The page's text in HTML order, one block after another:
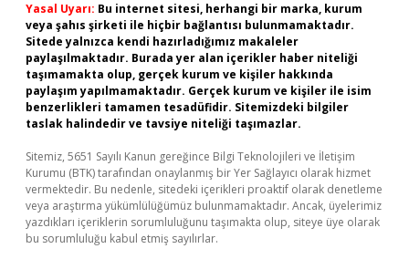
Yasal Uyarı: Bu internet sitesi, herhangi bir marka, kurum
veya şahıs şirketi ile hiçbir bağlantısı bulunmamaktadır.
Sitede yalnızca kendi hazırladığımız makaleler
paylaşılmaktadır. Burada yer alan içerikler haber niteliği
taşımamakta olup, gerçek kurum ve kişiler hakkında
paylaşım yapılmamaktadır. Gerçek kurum ve kişiler ile isim
benzerlikleri tamamen tesadüfidir. Sitemizdeki bilgiler
taslak halindedir ve tavsiye niteliği taşımazlar.
Sitemiz, 5651 Sayılı Kanun gereğince Bilgi Teknolojileri ve İletişim
Kurumu (BTK) tarafından onaylanmış bir Yer Sağlayıcı olarak hizmet
vermektedir. Bu nedenle, sitedeki içerikleri proaktif olarak denetleme
veya araştırma yükümlülüğümüz bulunmamaktadır. Ancak, üyelerimiz
yazdıkları içeriklerin sorumluluğunu taşımakta olup, siteye üye olarak
bu sorumluluğu kabul etmiş sayılırlar.